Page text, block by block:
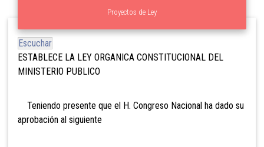
Proyectos de Ley
Escuchar
ESTABLECE LA LEY ORGANICA CONSTITUCIONAL DEL
MINISTERIO PUBLICO
Teniendo presente que el H. Congreso Nacional ha dado su
aprobación al siguiente